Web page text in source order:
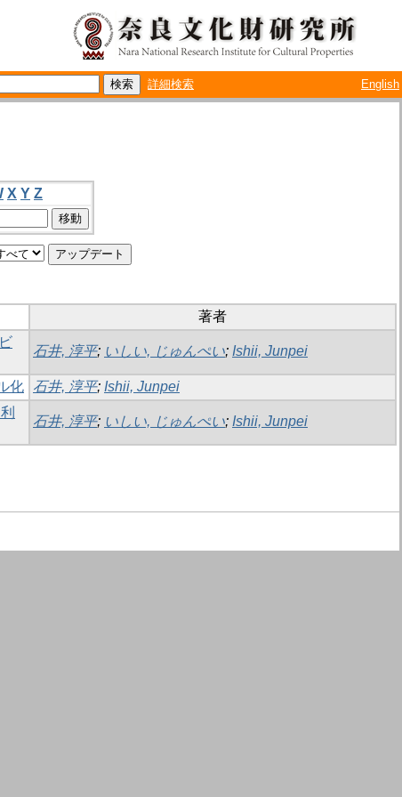
詳細検索 English
X Y Z
著者
石井, 淳平; いしい, じゅんぺい; Ishii, Junpei
化 石井, 淳平; Ishii, Junpei
石井, 淳平; いしい, じゅんぺい; Ishii, Junpei